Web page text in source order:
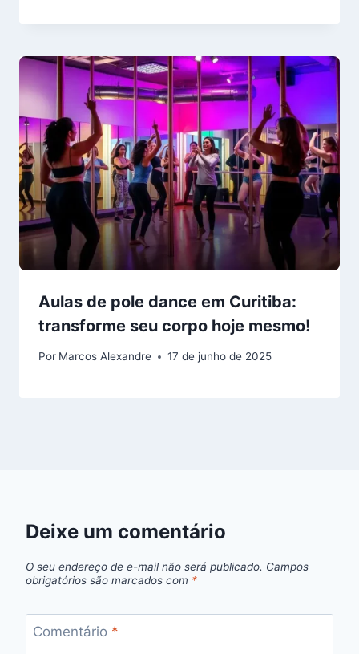
Aulas de pole dance em Curitiba:
transforme seu corpo hoje mesmo!
Por Marcos Alexandre 17 de junho de 2025
Deixe um comentário
O seu endereço de e-mail não será publicado. Campos
obrigatórios são marcados com *
Comentário *